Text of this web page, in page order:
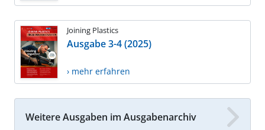
Joining Plastics
Ausgabe 3-4 (2025)
› mehr erfahren
Weitere Ausgaben im Ausgabenarchiv